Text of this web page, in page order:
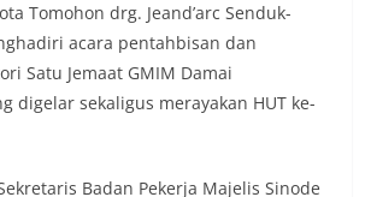
Tomohon drg. Jeand’arc Senduk-
acara pentahbisan dan
Satu Jemaat GMIM Damai
digelar sekaligus merayakan HUT ke-
Badan Pekerja Majelis Sinode